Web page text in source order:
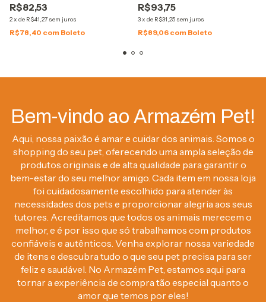
R$82,53
2x de R$41,27 sem juros
R$78,40 com Boleto
R$93,75
3x de R$31,25 sem juros
R$89,06 com Boleto
Bem-vindo ao Armazém Pet!
Aqui, nossa paixão é amar e cuidar dos animais. Somos o
shopping do seu pet, oferecendo uma ampla seleção de
produtos originais e de alta qualidade para garantir o
bem-estar do seu melhor amigo. Cada item em nossa loja
foi cuidadosamente escolhido para atender às
necessidades dos pets e proporcionar alegria aos seus
tutores. Acreditamos que todos os animais merecem o
melhor, e é por isso que só trabalhamos com produtos
confiáveis e autênticos. Venha explorar nossa variedade
de itens e descubra tudo o que seu pet precisa para ser
feliz e saudável. No Armazém Pet, estamos aqui para
tornar a experiência de compra tão especial quanto o
amor que temos por eles!